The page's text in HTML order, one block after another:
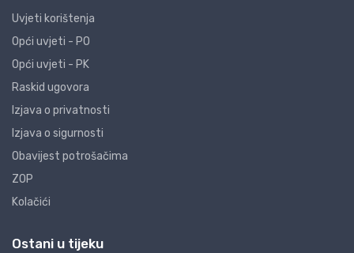
Uvjeti korištenja
Opći uvjeti - PO
Opći uvjeti - PK
Raskid ugovora
Izjava o privatnosti
Izjava o sigurnosti
Obavijest potrošačima
ZOP
Kolačići
Ostani u tijeku